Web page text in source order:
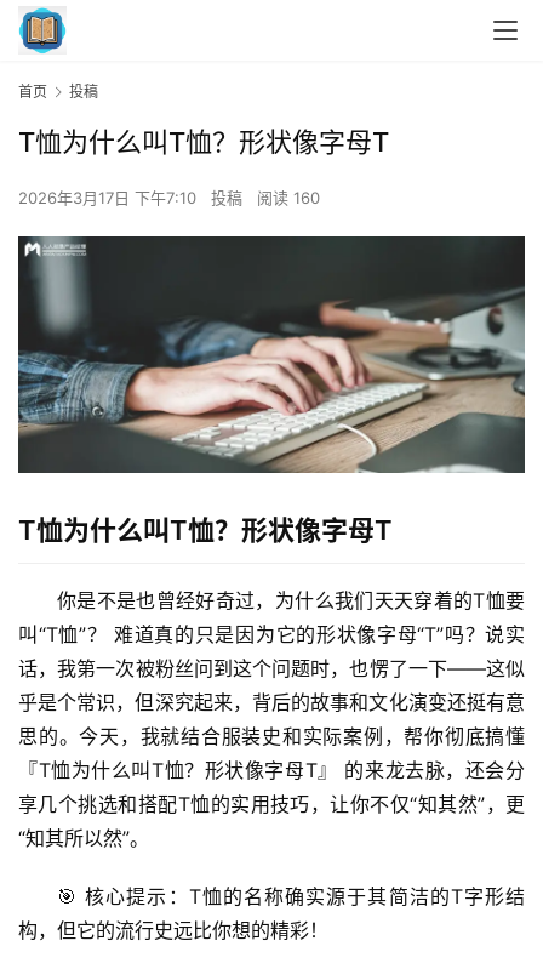
首页 投稿
T恤为什么叫T恤？形状像字母T
2026年3月17日 下午7:10 投稿 阅读 160
T恤为什么叫T恤？形状像字母T
你是不是也曾经好奇过， 为什么我们天天穿着的T恤要
叫“T恤”？
难道真的只是因为它的形状像字母“T”吗？说实
话，我第一次被粉丝问到这个问题时，也愣了一下——这似
乎是个常识，但深究起来，背后的故事和文化演变还挺有意
『T恤为什么叫T恤？形状像字母T』
的来龙去脉，还会分
享几个挑选和搭配T恤的实用技巧，让你不仅“知其然”，更
“知其所以然”。
🎯 核心提示 ：T恤的名称确实源于其简洁的T字形结
构，但它的流行史远比你想的精彩！